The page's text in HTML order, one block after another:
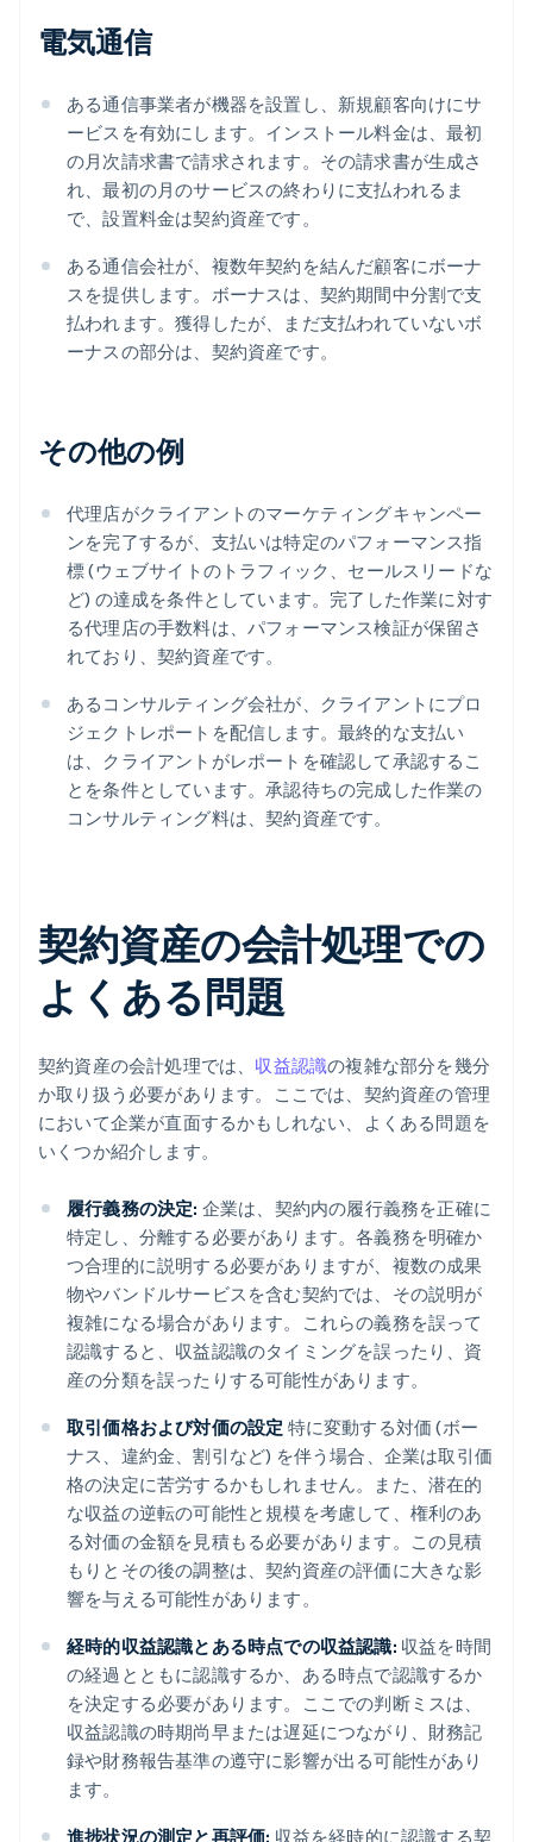
電気通信
ある通信事業者が機器を設置し、新規顧客向けにサ
ービスを有効にします。インストール料金は、最初
の月次請求書で請求されます。その請求書が生成さ
れ、最初の月のサービスの終わりに支払われるま
で、設置料金は契約資産です。
ある通信会社が、複数年契約を結んだ顧客にボーナ
スを提供します。ボーナスは、契約期間中分割で支
払われます。獲得したが、まだ支払われていないボ
ーナスの部分は、契約資産です。
その他の例
代理店がクライアントのマーケティングキャンペー
ンを完了するが、支払いは特定のパフォーマンス指
標 (ウェブサイトのトラフィック、セールスリードな
ど) の達成を条件としています。完了した作業に対す
る代理店の手数料は、パフォーマンス検証が保留さ
れており、契約資産です。
あるコンサルティング会社が、クライアントにプロ
ジェクトレポートを配信します。最終的な支払い
は、クライアントがレポートを確認して承認するこ
とを条件としています。承認待ちの完成した作業の
コンサルティング料は、契約資産です。
契約資産の会計処理での
よくある問題
契約資産の会計処理では、 収益認識の複雑な部分を幾分
か取り扱う必要があります。ここでは、契約資産の管理
において企業が直面するかもしれない、よくある問題を
いくつか紹介します。
履行義務の決定: 企業は、契約内の履行義務を正確に
特定し、分離する必要があります。各義務を明確か
つ合理的に説明する必要がありますが、複数の成果
物やバンドルサービスを含む契約では、その説明が
複雑になる場合があります。これらの義務を誤って
認識すると、収益認識のタイミングを誤ったり、資
産の分類を誤ったりする可能性があります。
取引価格および対価の設定 特に変動する対価 (ボー
ナス、違約金、割引など) を伴う場合、企業は取引価
格の決定に苦労するかもしれません。また、潜在的
な収益の逆転の可能性と規模を考慮して、権利のあ
る対価の金額を見積もる必要があります。この見積
もりとその後の調整は、契約資産の評価に大きな影
響を与える可能性があります。
経時的収益認識とある時点での収益認識: 収益を時間
の経過とともに認識するか、ある時点で認識するか
を決定する必要があります。ここでの判断ミスは、
収益認識の時期尚早または遅延につながり、財務記
録や財務報告基準の遵守に影響が出る可能性があり
ます。
進捗状況の測定と再評価: 収益を経時的に認識する契